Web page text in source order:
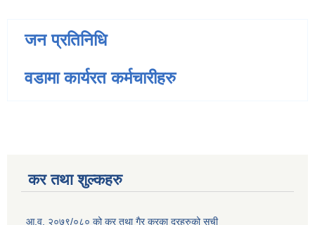
जन प्रतिनिधि
वडामा कार्यरत कर्मचारीहरु
कर तथा शुल्कहरु
आ.व. २०७९/०८० को कर तथा गैर करका दरहरुको सूची